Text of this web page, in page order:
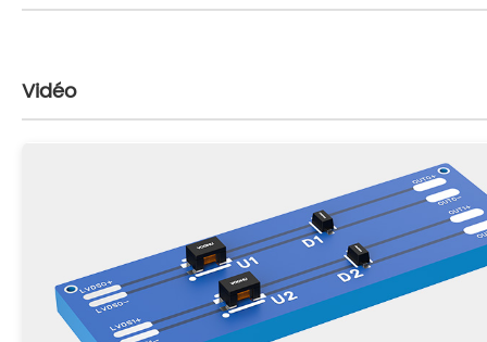
Vidéo